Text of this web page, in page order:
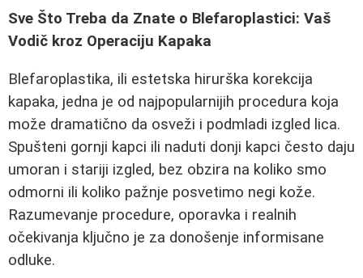
Sve Što Treba da Znate o Blefaroplastici: Vaš
Vodič kroz Operaciju Kapaka
Blefaroplastika, ili estetska hirurška korekcija
kapaka, jedna je od najpopularnijih procedura koja
može dramatično da osveži i podmladi izgled lica.
Spušteni gornji kapci ili naduti donji kapci često daju
umoran i stariji izgled, bez obzira na koliko smo
odmorni ili koliko pažnje posvetimo negi kože.
Razumevanje procedure, oporavka i realnih
očekivanja ključno je za donošenje informisane
odluke.